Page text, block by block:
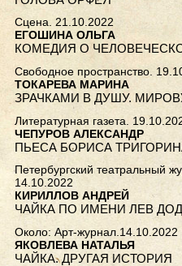
Сцена. 21.10.2022
ЕГОШИНА ОЛЬГА
КОМЕДИЯ О
Свободное пространство.
ТОКАРЕВА МАРИНА
ЗРАЧКАМИ В ДУШУ.
Литературная газета.
ЧЕПУРОВ АЛЕКСАНДР
ПЬЕСА БОРИСА
Петербургский театральный
14.10.2022
КИРИЛЛОВ АНДРЕЙ
ЧАЙКА ПО ИМЕНИ ЛЕВ
Около: Арт-журнал.14.10.2022
ЯКОВЛЕВА НАТАЛЬЯ
ЧАЙКА. ДРУГАЯ ИСТОРИЯ